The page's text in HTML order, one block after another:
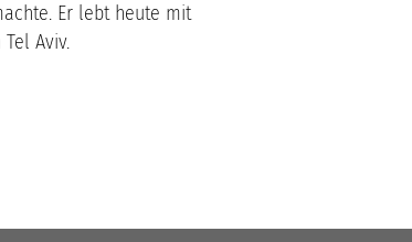
Er lebt heute mit
Aviv.